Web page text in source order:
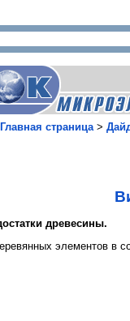
Главная страница>
древесины.
элементов в